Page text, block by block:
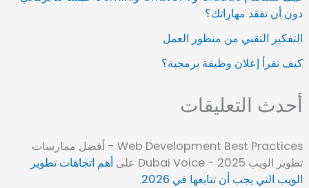
دون أن تفقد مهاراتك؟
التفكير التقني من منظور العمل
كيف تقرأ إعلان وظيفة برمجية؟
أحدث التعليقات
Web Development Best Practices - أفضل ممارسات
تطوير الويب 2025 - Dubai Voice
على أهم اتجاهات تطوير
الويب التي يجب أن تتابعها في 2026